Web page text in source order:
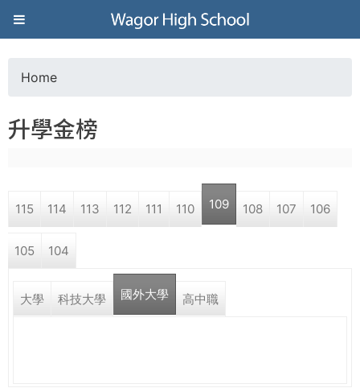
Jump to navigation
葳
格
高
學
o
a
r
e
Home
升學金榜
115 114 113 112 111 110 109 108 107 106
105 104
大學 科技大學 國外大學 高中職